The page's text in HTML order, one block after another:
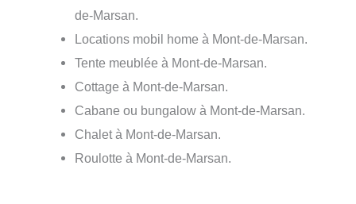
de-Marsan.
Locations mobil home à Mont-de-Marsan.
Tente meublée à Mont-de-Marsan.
Cottage à Mont-de-Marsan.
Cabane ou bungalow à Mont-de-Marsan.
Chalet à Mont-de-Marsan.
Roulotte à Mont-de-Marsan.